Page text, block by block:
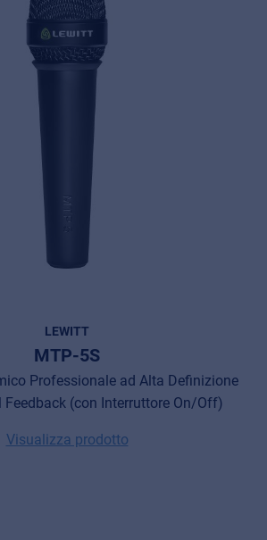
LEWITT
MTP-5S
Professionale ad Alta Definizione
Feedback (con Interruttore On/Off)
Visualizza prodotto